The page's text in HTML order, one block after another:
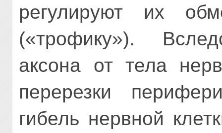
регулируют их
(«трофику»).
аксона от тела
перерезки
гибель нервной